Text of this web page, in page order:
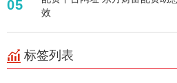
05
效
标签列表